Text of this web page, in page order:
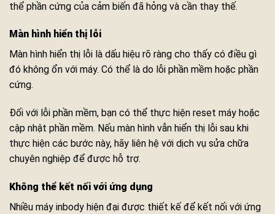
thể phần cứng của cảm biến đã hỏng và cần thay thế.
Màn hình hiển thị lỗi
Màn hình hiển thị lỗi là dấu hiệu rõ ràng cho thấy có điều gì
đó không ổn với máy. Có thể là do lỗi phần mềm hoặc phần
cứng.
Đối với lỗi phần mềm, bạn có thể thực hiện reset máy hoặc
cập nhật phần mềm. Nếu màn hình vẫn hiển thị lỗi sau khi
thực hiện các bước này, hãy liên hệ với dịch vụ sửa chữa
chuyên nghiệp để được hỗ trợ.
Không thể kết nối với ứng dụng
Nhiều máy inbody hiện đại được thiết kế để kết nối với ứng